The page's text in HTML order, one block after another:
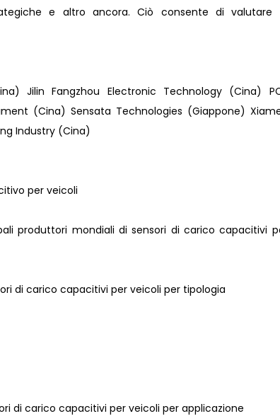
e altro ancora. Ciò consente di valutare
Jilin Fangzhou Electronic Technology (Cina)
(Cina) Sensata Technologies (Giappone)
Industry (Cina)
per veicoli
produttori mondiali di sensori di carico capacitivi
di carico capacitivi per veicoli per tipologia
di carico capacitivi per veicoli per applicazione